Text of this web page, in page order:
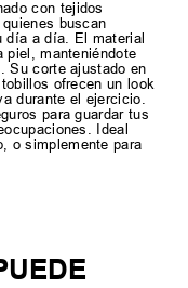
con tejidos
buscan
día a día. El material
piel, manteniéndote
Su corte ajustado en
ofrecen un look
durante el ejercicio.
para guardar tus
Ideal
o simplemente para